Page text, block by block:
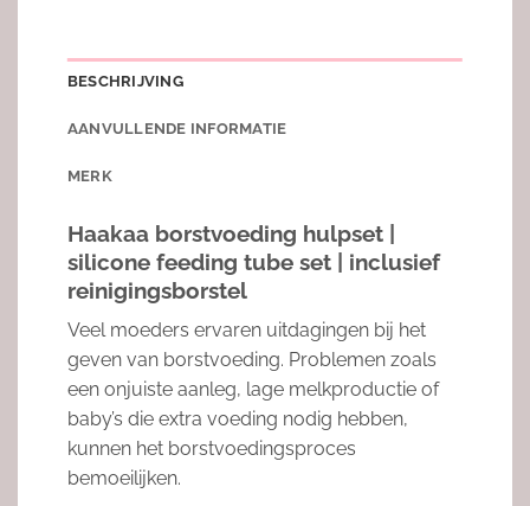
BESCHRIJVING
AANVULLENDE INFORMATIE
MERK
Haakaa borstvoeding hulpset |
silicone feeding tube set | inclusief
reinigingsborstel
Veel moeders ervaren uitdagingen bij het
geven van borstvoeding. Problemen zoals
een onjuiste aanleg, lage melkproductie of
baby’s die extra voeding nodig hebben,
kunnen het borstvoedingsproces
bemoeilijken.